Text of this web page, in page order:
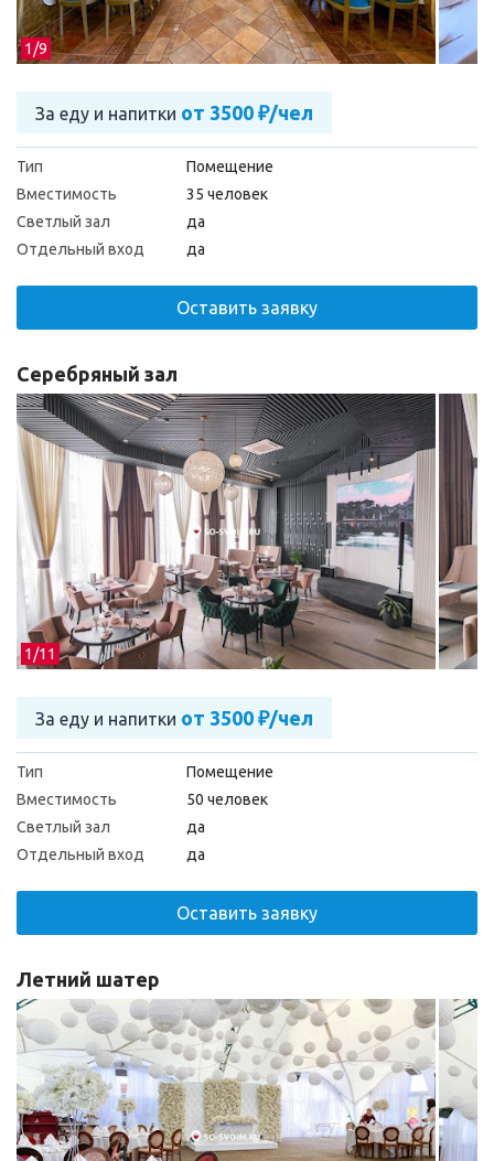
1/9
За еду и напитки от 3500 ₽/чел
Тип
Помещение
Вместимость
35 человек
Светлый зал
да
Отдельный вход
да
Оставить заявку
1/11
Серебряный зал
За еду и напитки от 3500 ₽/чел
Тип
Помещение
Вместимость
50 человек
Светлый зал
да
Отдельный вход
да
Оставить заявку
Летний шатер